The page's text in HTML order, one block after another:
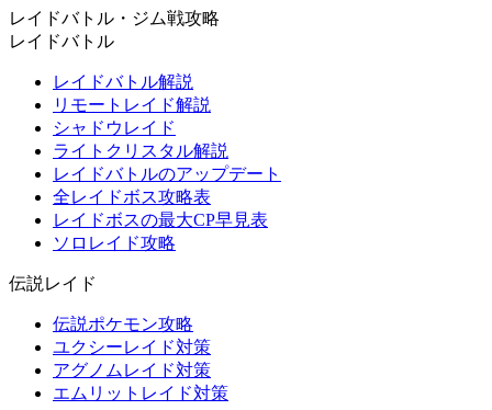
レイドバトル・ジム戦攻略
レイドバトル
レイドバトル解説
リモートレイド解説
シャドウレイド
ライトクリスタル解説
レイドバトルのアップデート
全レイドボス攻略表
レイドボスの最大CP早見表
ソロレイド攻略
伝説レイド
伝説ポケモン攻略
ユクシーレイド対策
アグノムレイド対策
エムリットレイド対策